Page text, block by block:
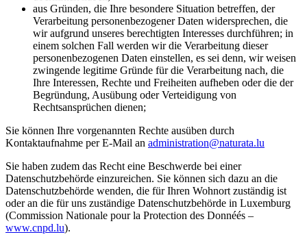
aus Gründen, die Ihre besondere Situation betreffen, der
Verarbeitung personenbezogener Daten widersprechen, die
wir aufgrund unseres berechtigten Interesses durchführen; in
einem solchen Fall werden wir die Verarbeitung dieser
personenbezogenen Daten einstellen, es sei denn, wir weisen
zwingende legitime Gründe für die Verarbeitung nach, die
Ihre Interessen, Rechte und Freiheiten aufheben oder die der
Begründung, Ausübung oder Verteidigung von
Rechtsansprüchen dienen;
Sie können Ihre vorgenannten Rechte ausüben durch
Kontaktaufnahme per E-Mail an administration@naturata.lu
Sie haben zudem das Recht eine Beschwerde bei einer
Datenschutzbehörde einzureichen. Sie können sich dazu an die
Datenschutzbehörde wenden, die für Ihren Wohnort zuständig ist
oder an die für uns zuständige Datenschutzbehörde in Luxemburg
(Commission Nationale pour la Protection des Donnéés –
www.cnpd.lu).